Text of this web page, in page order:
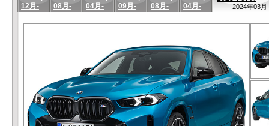
12月-
08月-
04月-
09月-
08月-
04月-
- 2024年03月